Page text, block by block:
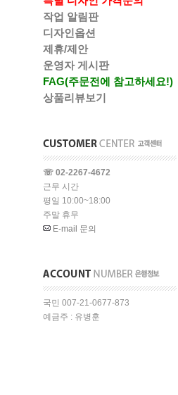
작업 알림판
디자인옵션
제휴/제안
운영자 게시판
FAG(주문전에 참고하세요!)
상품리뷰보기
☏ 02-2267-4672
근무 시간
평일 10:00~18:00
주말 휴무
E-mail 문의
국민 007-21-0677-873
예금주 : 유병훈